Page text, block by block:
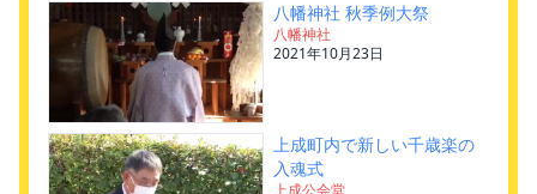
八幡神社 秋季例大祭
八幡神社
2021年10月23日
上成町内で新しい千歳楽の
入魂式